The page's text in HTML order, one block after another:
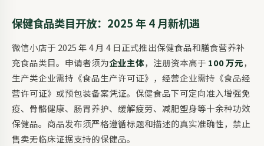
保健食品类目开放：2025 年 4 月新机遇
微信小店于 2025 年 4 月 4 日正式推出保健食品和膳食营养补
充食品类目。申请者须为企业主体，注册资本高于 100 万元，
生产类企业需持《食品生产许可证》，经营企业需持《食品经
营许可证》或预包装备案凭证。保健食品下可定向准入增强免
疫、骨骼健康、肠胃养护、缓解疲劳、减肥塑身等十余种功效
保健品。商品发布须严格遵循标题和描述的真实准确性，禁止
售卖无临床证据支持的保健品。